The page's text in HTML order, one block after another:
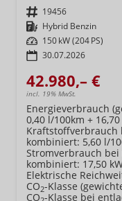
Fahrzeugnr. 19456
Kraftstoff Hybrid Benzin
Leistung 150 kW (204 PS)
30.07.2026
42.980,– €
incl. 19% MwSt.
Energieverbrauch
0,40 l/100km +
Kraftstoffverbrauch
kombiniert: 5,60 l/
Stromverbrauch
kombiniert: 17,50
Elektrische
CO2-Klasse
CO -Klasse bei